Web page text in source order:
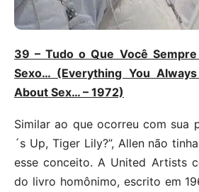
39 – Tudo o Que Você
Sexo… (Everything You
About Sex… – 1972)
Similar ao que ocorreu com sua
´s Up, Tiger Lily?”, Allen não
esse conceito. A United Artists
do livro homônimo, escrito em